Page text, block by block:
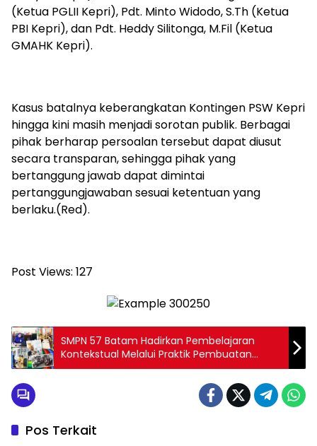
(Ketua PGLII Kepri), Pdt. Minto Widodo, S.Th (Ketua
PBI Kepri), dan Pdt. Heddy Silitonga, M.Fil (Ketua
GMAHK Kepri).
‎Kasus batalnya keberangkatan Kontingen PSW Kepri
hingga kini masih menjadi sorotan publik. Berbagai
pihak berharap persoalan tersebut dapat diusut
secara transparan, sehingga pihak yang
bertanggung jawab dapat dimintai
pertanggungjawaban sesuai ketentuan yang
berlaku.(Red).
Post Views: 127
SMPN 57 Batam Hadirkan Pembelajaran
Kontekstual Melalui Praktik Pembuatan
Tempe dan Tapai Singkong
Pos Terkait